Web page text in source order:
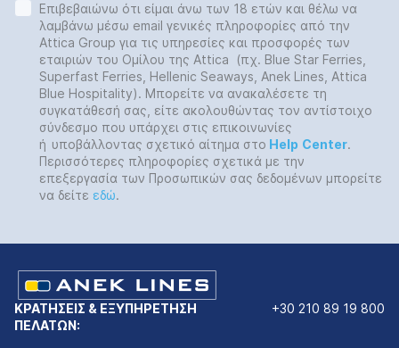
Επιβεβαιώνω ότι είμαι άνω των 18 ετών και θέλω να
λαμβάνω μέσω email γενικές πληροφορίες από την
Attica Group για τις υπηρεσίες και προσφορές των
εταιριών του Ομίλου της Attica (πχ. Blue Star Ferries,
Superfast Ferries, Hellenic Seaways, Anek Lines, Attica
Blue Hospitality). Μπορείτε να ανακαλέσετε τη
συγκατάθεσή σας, είτε ακολουθώντας τον αντίστοιχο
σύνδεσμο που υπάρχει στις επικοινωνίες
ή υποβάλλοντας σχετικό αίτημα στο Help Center.
Περισσότερες πληροφορίες σχετικά με την
επεξεργασία των Προσωπικών σας δεδομένων μπορείτε
να δείτε εδώ.
ΚΡΑΤΗΣΕΙΣ & ΕΞΥΠΗΡΕΤΗΣΗ
ΠΕΛΑΤΩΝ:
+30 210 89 19 800